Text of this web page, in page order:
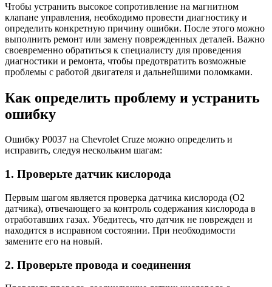
Чтобы устранить высокое сопротивление на магнитном
клапане управления, необходимо провести диагностику и
определить конкретную причину ошибки. После этого можно
выполнить ремонт или замену поврежденных деталей. Важно
своевременно обратиться к специалисту для проведения
диагностики и ремонта, чтобы предотвратить возможные
проблемы с работой двигателя и дальнейшими поломками.
Как определить проблему и устранить
ошибку
Ошибку P0037 на Chevrolet Cruze можно определить и
исправить, следуя нескольким шагам:
1. Проверьте датчик кислорода
Первым шагом является проверка датчика кислорода (O2
датчика), отвечающего за контроль содержания кислорода в
отработавших газах. Убедитесь, что датчик не поврежден и
находится в исправном состоянии. При необходимости
замените его на новый.
2. Проверьте провода и соединения